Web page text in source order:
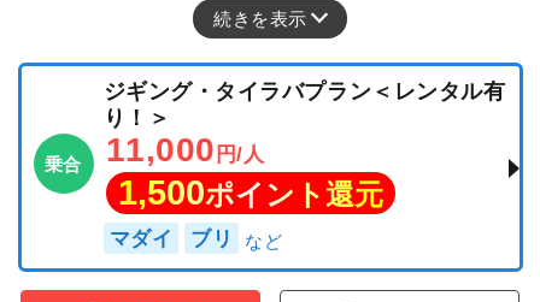
続きを表示
乗合
ジギング・タイラバプラン＜レンタル有
り！＞
11,000 円/人
1,500ポイント還元
マダイ ブリ